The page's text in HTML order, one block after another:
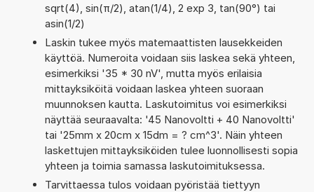
sqrt(4), sin(π/2), atan(1/4), 2 exp 3, tan(90°) tai
asin(1/2)
Laskin tukee myös matemaattisten lausekkeiden
käyttöä. Numeroita voidaan siis laskea sekä yhteen,
esimerkiksi '35 * 30 nV', mutta myös erilaisia
mittayksiköitä voidaan laskea yhteen suoraan
muunnoksen kautta. Laskutoimitus voi esimerkiksi
näyttää seuraavalta: '45 Nanovoltti + 40 Nanovoltti'
tai '25mm x 20cm x 15dm = ? cm^3'. Näin yhteen
laskettujen mittayksiköiden tulee luonnollisesti sopia
yhteen ja toimia samassa laskutoimituksessa.
Tarvittaessa tulos voidaan pyöristää tiettyyn